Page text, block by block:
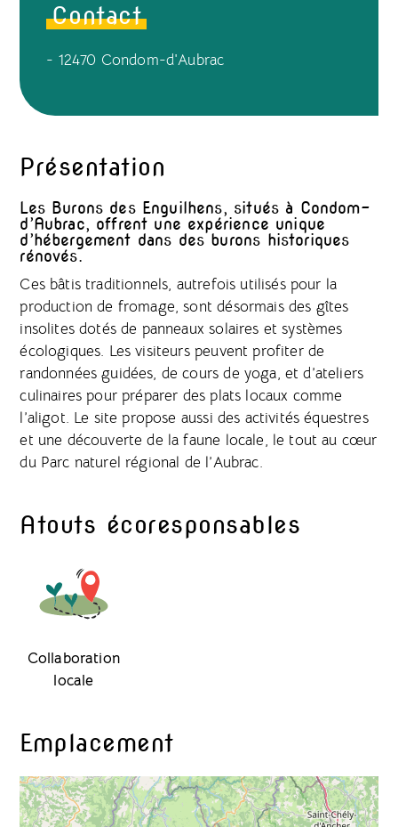
Présentation
Les Burons des Enguilhens, situés à Condom-
d’Aubrac, offrent une expérience unique
d’hébergement dans des burons historiques
rénovés.
Ces bâtis traditionnels, autrefois utilisés pour la
production de fromage, sont désormais des gîtes
insolites dotés de panneaux solaires et systèmes
écologiques. Les visiteurs peuvent profiter de
randonnées guidées, de cours de yoga, et d’ateliers
culinaires pour préparer des plats locaux comme
l’aligot. Le site propose aussi des activités équestres
et une découverte de la faune locale, le tout au cœur
du Parc naturel régional de l’Aubrac.
Atouts écoresponsables
Collaboration
locale
Emplacement
Contact
- 12470 Condom-d'Aubrac